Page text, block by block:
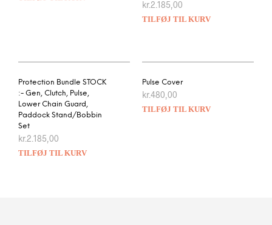
kr.2.185,00
TILFØJ TIL KURV
Protection Bundle STOCK
:- Gen, Clutch, Pulse,
Lower Chain Guard,
Paddock Stand/Bobbin
Set
kr.2.185,00
TILFØJ TIL KURV
Pulse Cover
kr.480,00
TILFØJ TIL KURV